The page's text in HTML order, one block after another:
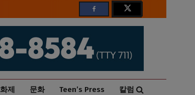
화제 문화 Teen’s Press 칼럼